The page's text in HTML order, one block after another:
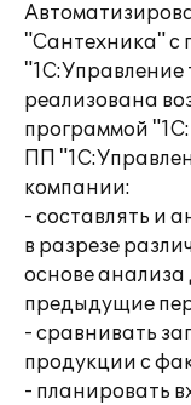
"Сантехника" с
"1С:Управление
реализована
программой
ПП
компании:
- составлять и
в разрезе
основе
предыдущие
- сравнивать
продукции с
- планировать